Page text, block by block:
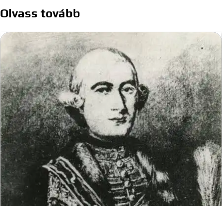
Olvass tovább